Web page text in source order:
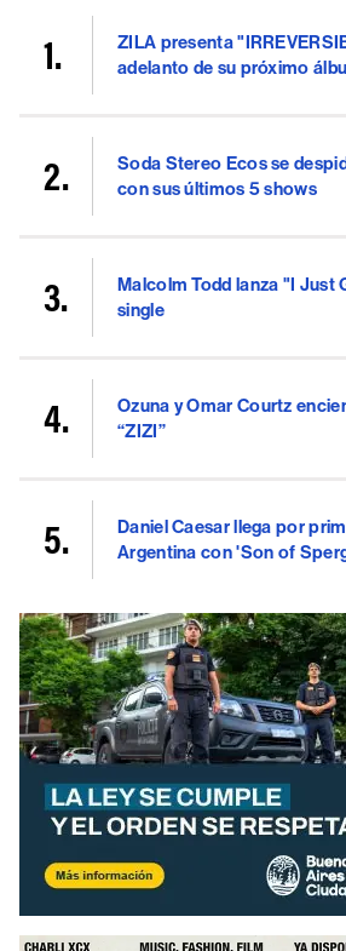
ZILA presenta
adelanto de su próximo
Soda Stereo Ecos se
con sus últimos 5 shows
Malcolm Todd lanza "I Just
single
Ozuna y Omar Courtz
“ZIZI”
Daniel Caesar llega por
Argentina con 'Son of